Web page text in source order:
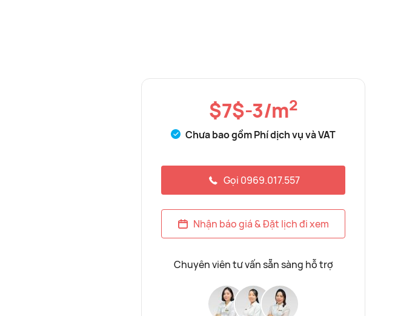
$7$-3/m2
Chưa bao gồm Phí dịch vụ và VAT
Gọi 0969.017.557
Nhận báo giá & Đặt lịch đi xem
Chuyên viên tư vấn sẵn sàng hỗ trợ